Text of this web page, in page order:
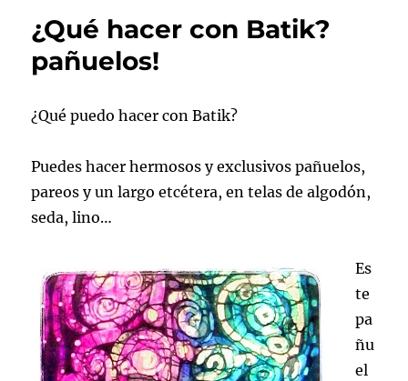
¿Qué hacer con Batik?
pañuelos!
¿Qué puedo hacer con Batik?
Puedes hacer hermosos y exclusivos pañuelos,
pareos y un largo etcétera, en telas de algodón,
seda, lino…
Es
te
pa
ñu
el